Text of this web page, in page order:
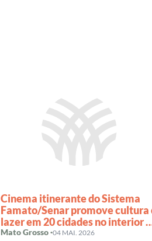
Cinema itinerante do Sistema
Famato/Senar promove cultura
lazer em 20 cidades no interior
estado
Mato Grosso ·04 MAI. 2026